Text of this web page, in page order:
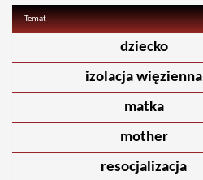
Temat
dziecko
izolacja więzienna
matka
mother
resocjalizacja